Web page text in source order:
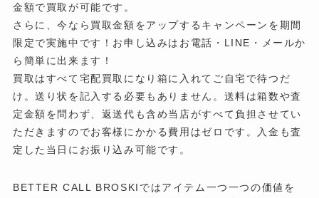
金額で買取が可能です。
さらに、今なら買取金額をアップするキャンペーンを期間
限定で実施中です！お申し込みはお電話・LINE・メールか
ら簡単に出来ます！
買取はすべて宅配買取になり箱に入れてご自宅で待つだ
け。送り状を記入する必要もありません。送料は箱数や査
定金額を問わず、返送代も含め当店がすべて負担させてい
ただきますのでお客様にかかる費用はゼロです。入金も査
定した当日にお振り込み可能です。
BETTER CALL BROSKIではアイテム一つ一つの価値を